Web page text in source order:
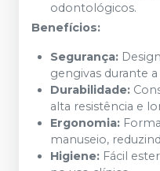
odontológicos.
Benefícios:
Segurança:
gengivas durante
Durabilidade:
alta resistência e
Ergonomia:
manuseio,
Higiene: Fácil